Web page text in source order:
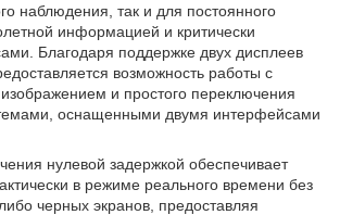
наблюдения, так и для постоянного
информацией и критически
Благодаря поддержке двух дисплеев
возможность работы с
и простого переключения
оснащенными двумя интерфейсами
нулевой задержкой обеспечивает
в режиме реального времени без
черных экранов, предоставляя